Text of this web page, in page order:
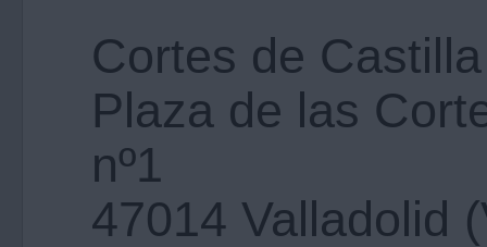
Cortes de
Plaza de las
nº1
47014 Valladolid